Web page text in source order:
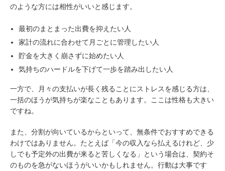
のような方には相性がいいと感じます。
最初のまとまった出費を抑えたい人
家計の流れに合わせて月ごとに管理したい人
貯金を大きく崩さずに始めたい人
気持ちのハードルを下げて一歩を踏み出したい人
一方で、月々の支払いが長く残ることにストレスを感じる方は、
一括のほうが気持ちが楽なこともあります。ここは性格も大きい
ですね。
また、分割が向いているからといって、無条件でおすすめできる
わけではありません。たとえば「今の収入なら払えるけれど、少
しでも予定外の出費が来ると苦しくなる」という場合は、契約そ
のものを急がないほうがいいかもしれません。行動は大事です